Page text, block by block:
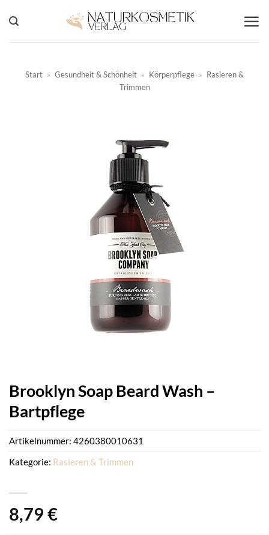
Inhalt
springen
Start » Gesundheit & Schönheit » Körperpflege » Rasieren &
Trimmen
Brooklyn Soap Beard Wash –
Bartpflege
8,79 €
Artikelnummer: 4260380010631
Kategorie: Rasieren & Trimmen